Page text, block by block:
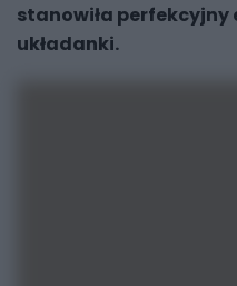
stanowiła
układanki.